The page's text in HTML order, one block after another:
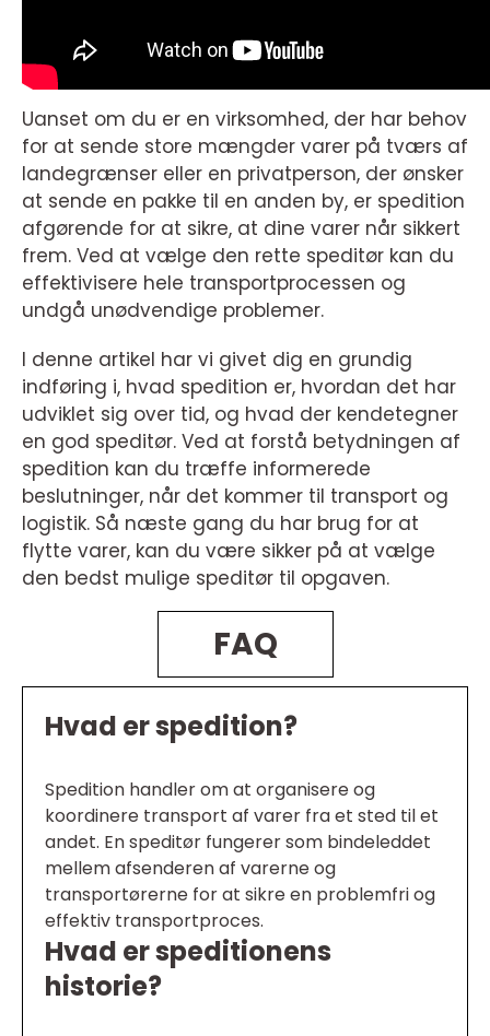
Uanset om du er en virksomhed, der har behov
for at sende store mængder varer på tværs af
landegrænser eller en privatperson, der ønsker
at sende en pakke til en anden by, er spedition
afgørende for at sikre, at dine varer når sikkert
frem. Ved at vælge den rette speditør kan du
effektivisere hele transportprocessen og
undgå unødvendige problemer.
I denne artikel har vi givet dig en grundig
indføring i, hvad spedition er, hvordan det har
udviklet sig over tid, og hvad der kendetegner
en god speditør. Ved at forstå betydningen af
spedition kan du træffe informerede
beslutninger, når det kommer til transport og
logistik. Så næste gang du har brug for at
flytte varer, kan du være sikker på at vælge
den bedst mulige speditør til opgaven.
FAQ
Hvad er spedition?
Spedition handler om at organisere og
koordinere transport af varer fra et sted til et
andet. En speditør fungerer som bindeleddet
mellem afsenderen af varerne og
transportørerne for at sikre en problemfri og
effektiv transportproces.
Hvad er speditionens
historie?